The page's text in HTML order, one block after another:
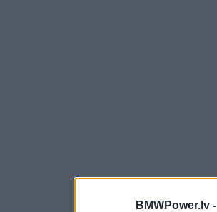
BMWPower.lv -